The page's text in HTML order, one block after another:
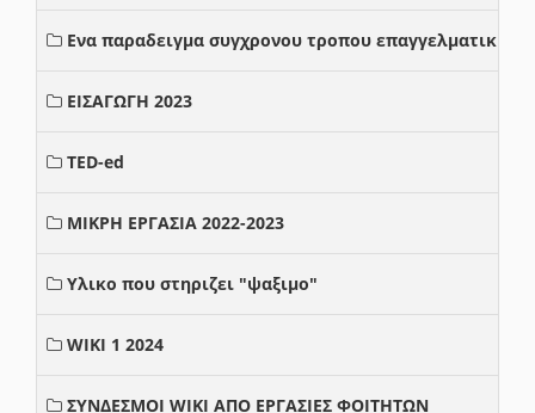
Ενα παραδειγμα συγχρονου τροπου επαγγελματικης
ΕΙΣΑΓΩΓΗ 2023
TED-ed
ΜΙΚΡΗ ΕΡΓΑΣΙΑ 2022-2023
Υλικο που στηριζει "ψαξιμο"
WIKI 1 2024
ΣΥΝΔΕΣΜΟΙ WIKI ΑΠΟ ΕΡΓΑΣΙΕΣ ΦΟΙΤΗΤΩΝ